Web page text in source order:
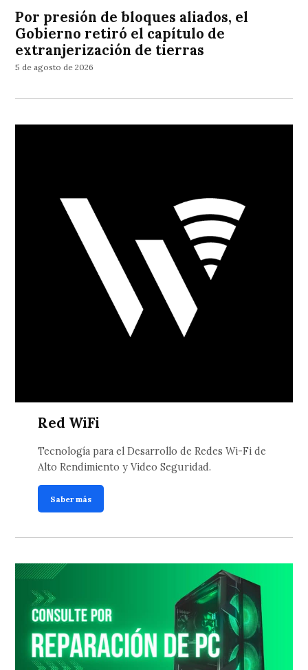
Por presión de bloques aliados, el
Gobierno retiró el capítulo de
extranjerización de tierras
5 de agosto de 2026
Red WiFi
Tecnología para el Desarrollo de Redes Wi-Fi de
Alto Rendimiento y Video Seguridad.
Saber más